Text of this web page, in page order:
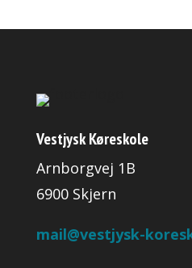
Vestjysk Køreskole
Arnborgvej 1B
6900 Skjern
mail@vestjysk-